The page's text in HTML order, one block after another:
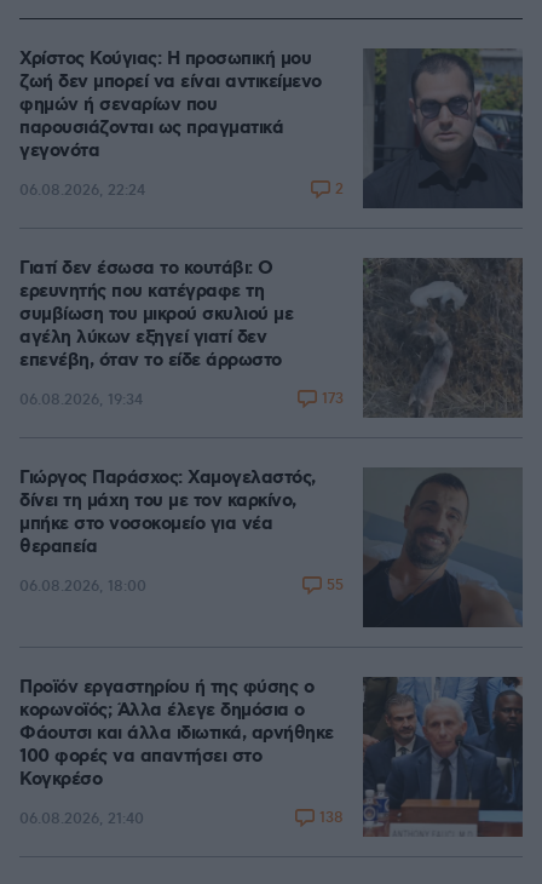
Χρίστος Κούγιας: Η προσωπική μου
ζωή δεν μπορεί να είναι αντικείμενο
φημών ή σεναρίων που
παρουσιάζονται ως πραγματικά
γεγονότα
06.08.2026, 22:24 2
Γιατί δεν έσωσα το κουτάβι: Ο
ερευνητής που κατέγραφε τη
συμβίωση του μικρού σκυλιού με
αγέλη λύκων εξηγεί γιατί δεν
επενέβη, όταν το είδε άρρωστο
06.08.2026, 19:34 173
Γιώργος Παράσχος: Χαμογελαστός,
δίνει τη μάχη του με τον καρκίνο,
μπήκε στο νοσοκομείο για νέα
θεραπεία
06.08.2026, 18:00 55
Προϊόν εργαστηρίου ή της φύσης ο
κορωνοϊός; Άλλα έλεγε δημόσια ο
Φάουτσι και άλλα ιδιωτικά, αρνήθηκε
100 φορές να απαντήσει στο
Κογκρέσο
06.08.2026, 21:40 138